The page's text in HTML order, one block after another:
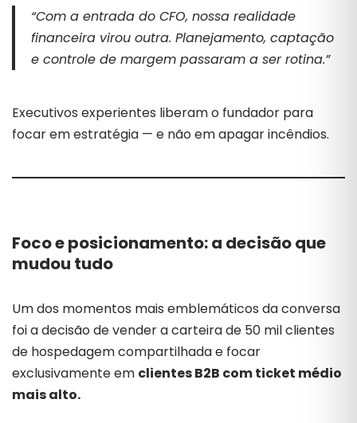
“Com a entrada do CFO, nossa realidade
financeira virou outra. Planejamento, captação
e controle de margem passaram a ser rotina.”
Executivos experientes liberam o fundador para
focar em estratégia — e não em apagar incêndios.
Foco e posicionamento: a decisão que
mudou tudo
Um dos momentos mais emblemáticos da conversa
foi a decisão de vender a carteira de 50 mil clientes
de hospedagem compartilhada e focar
exclusivamente em clientes B2B com ticket médio
mais alto.